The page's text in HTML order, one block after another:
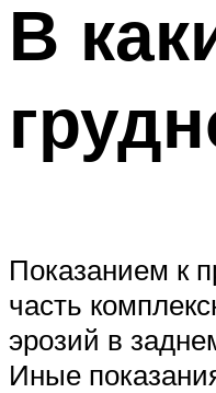
В
Показанием к
часть
эрозий в
Иные